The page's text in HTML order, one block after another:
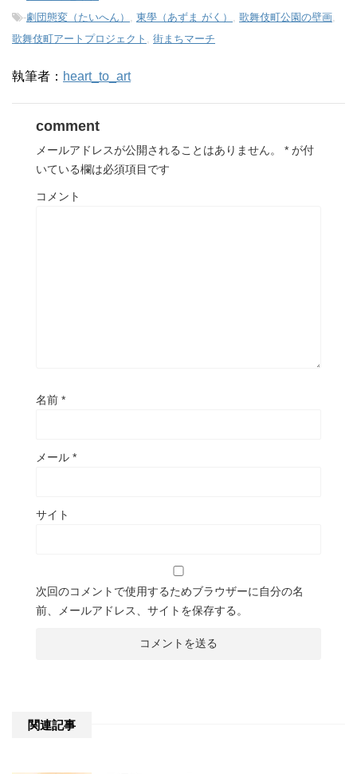
-劇団態変（たいへん） , 東學（あずま がく） , 歌舞伎町公園の壁画,
歌舞伎町アートプロジェクト , 街まちマーチ
執筆者： heart_to_art
comment
メールアドレスが公開されることはありません。 * が付
いている欄は必須項目です
コメント
名前 *
メール *
サイト
次回のコメントで使用するためブラウザーに自分の名
前、メールアドレス、サイトを保存する。
関連記事